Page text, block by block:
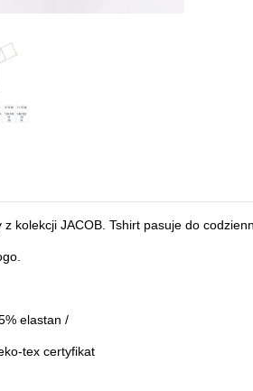
kolekcji JACOB. Tshirt pasuje do
elastan /
tex certyfikat